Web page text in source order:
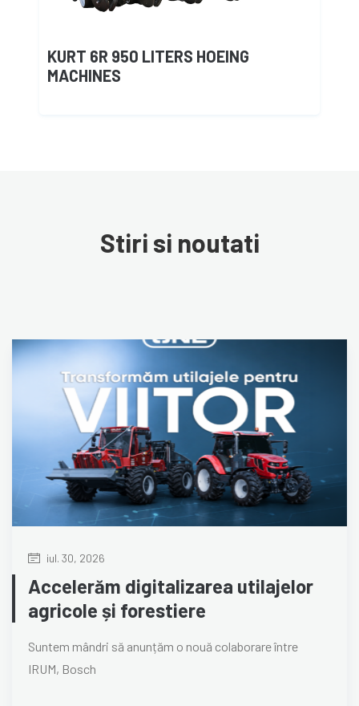
KURT 6R 950 LITERS HOEING
MACHINES
Stiri si noutati
iul. 30, 2026
Accelerăm digitalizarea utilajelor
agricole și forestiere
Suntem mândri să anunțăm o nouă colaborare între
IRUM, Bosch